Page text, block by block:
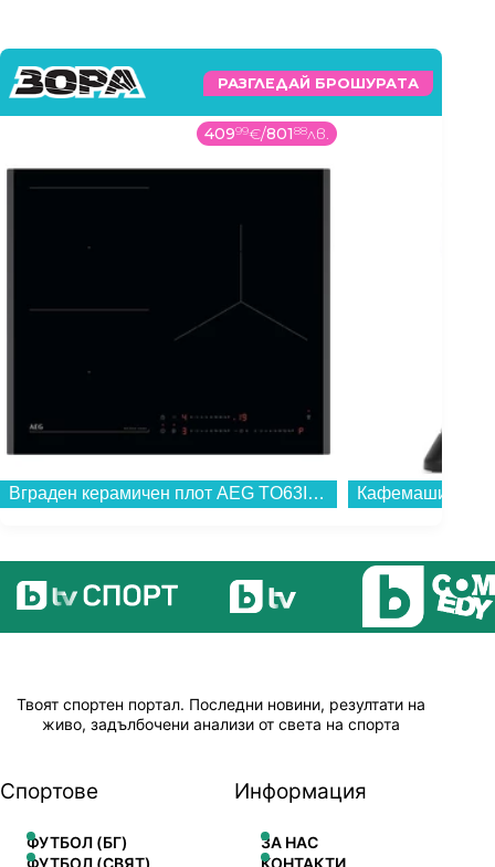
РАЗГЛЕДАЙ БРОШУРАТА
40999€/80188лв.
Вграден керамичен плот AEG TO63IQ00FB , Индукционен...
Твоят спортен портал. Последни новини, резултати на
живо, задълбочени анализи от света на спорта
Спортове
ФУТБОЛ (БГ)
ФУТБОЛ (СВЯТ)
Информация
ЗА НАС
КОНТАКТИ